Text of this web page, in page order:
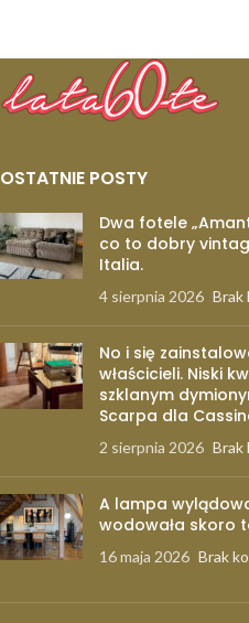
OSTATNIE POSTY
Dwa fotele
co to dobry
Italia.
4 sierpnia 2026 Brak
No i się
właścicieli. Niski
szklanym
Scarpa dla
2 sierpnia 2026 Brak
A lampa
wodowała skoro
16 maja 2026 Brak